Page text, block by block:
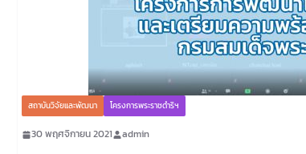
สถาบันวิจัยและพัฒนา โครงการพระราชดำริฯ
30 พฤศจิกายน 2021 admin